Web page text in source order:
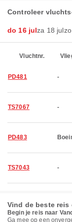
Controleer
do 16 julza 18 jul
Vluchtnr.
PD481 -
TS7067 -
PD483
TS7043 -
Vind de beste
Begin je reis naar
Ga mee op een